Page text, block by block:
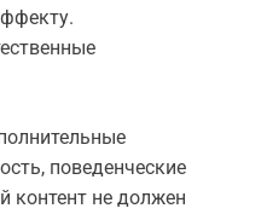
поведенческие
контент не должен